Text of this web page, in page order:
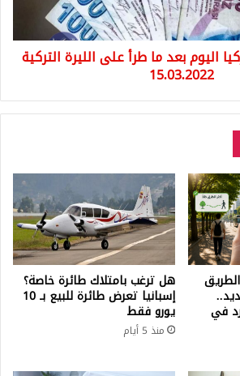
اليوم بعد ما طرأ على الليرة التركية
15.03.2022
في
هل ترغب بامتلاك طائرة خاصة؟
إسبانيا تعرض طائرة للبيع بـ 10
يورو فقط
منذ 5 أيام